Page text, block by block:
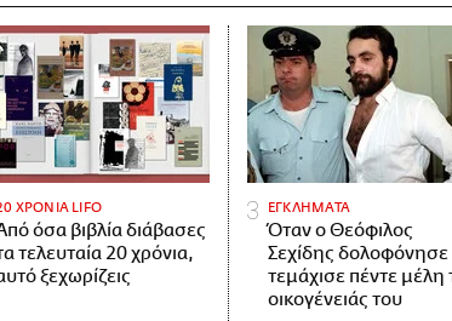
ΧΡΟΝΙΑ LIFO
όσα βιβλία διάβασες
τελευταία 20 χρόνια,
ξεχωρίζεις
ΕΓΚΛΗΜΑΤΑ
Όταν ο Θεόφιλος
Σεχίδης δολοφόνησε
τεμάχισε πέντε μέλη
οικογένειάς του